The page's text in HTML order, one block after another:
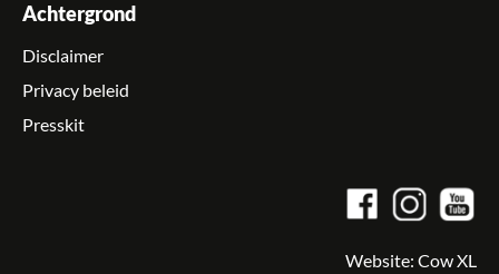
Achtergrond
Disclaimer
Privacy beleid
Presskit
Website: Cow XL